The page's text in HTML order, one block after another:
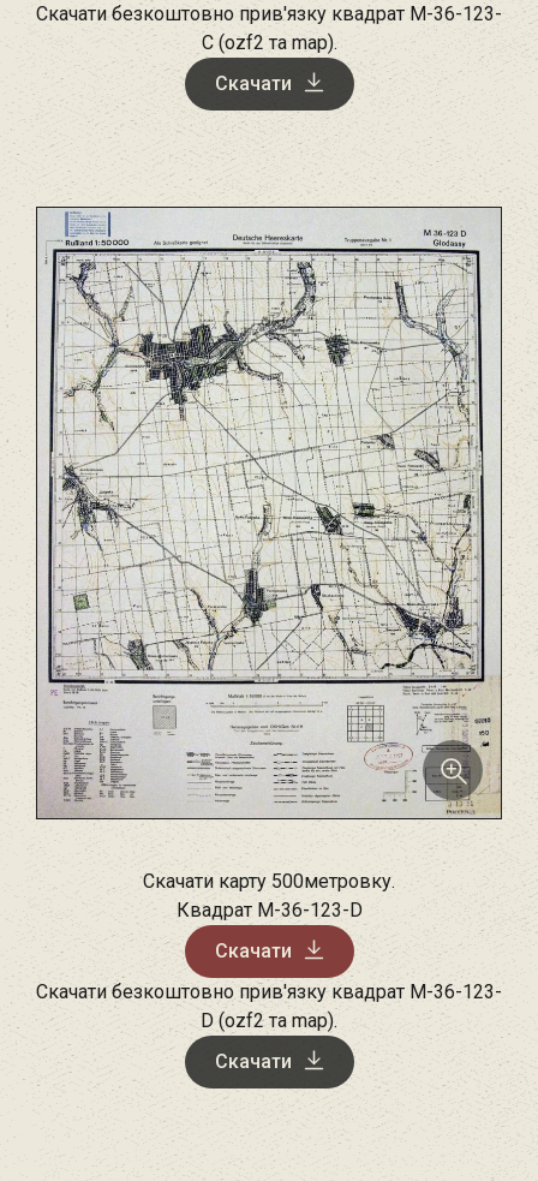
Скачати безкоштовно прив'язку квадрат M-36-123-
C (ozf2 та map).
Скачати
Скачати карту 500метровку.
Квадрат M-36-123-D
Скачати
Скачати безкоштовно прив'язку квадрат M-36-123-
D (ozf2 та map).
Скачати